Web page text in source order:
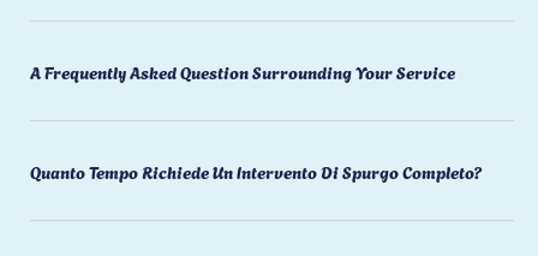
A Frequently Asked Question Surrounding Your Service
Quanto Tempo Richiede Un Intervento Di Spurgo Completo?